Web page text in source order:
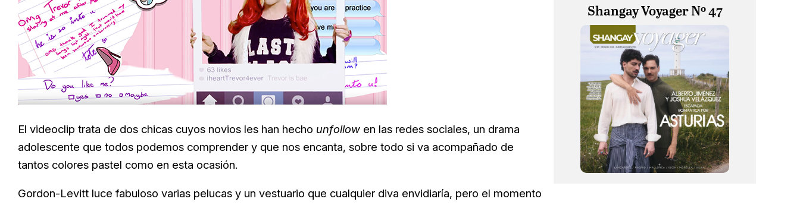
El videoclip trata de dos chicas cuyos novios les han hecho unfollow en las redes sociales, un drama
adolescente que todos podemos comprender y que nos encanta, sobre todo si va acompañado de
tantos colores pastel como en esta ocasión.
Gordon-Levitt luce fabuloso varias pelucas y un vestuario que cualquier diva envidiaría, pero el momento
Shangay Voyager Nº 47